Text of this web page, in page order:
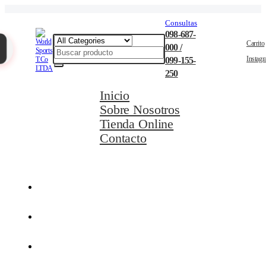
Consultas
098-687-
000 /
099-155-
250
Carrito
Inicio
Sobre Nosotros
Tienda Online
Contacto